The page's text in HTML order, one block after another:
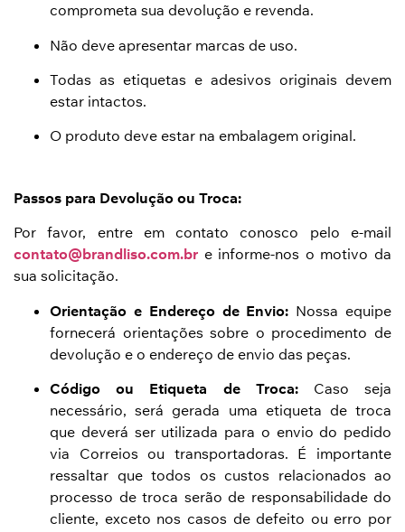
comprometa sua devolução e revenda.
Não deve apresentar marcas de uso.
Todas as etiquetas e adesivos originais devem
estar intactos.
O produto deve estar na embalagem original.
Passos para Devolução ou Troca:
Por favor, entre em contato conosco pelo e-mail
contato@brandliso.com.br e informe-nos o motivo da
sua solicitação.
Orientação e Endereço de Envio: Nossa equipe
fornecerá orientações sobre o procedimento de
devolução e o endereço de envio das peças.
Código ou Etiqueta de Troca:Caso seja
necessário, será gerada uma etiqueta de troca
que deverá ser utilizada para o envio do pedido
via Correios ou transportadoras. É importante
ressaltar que todos os custos relacionados ao
processo de troca serão de responsabilidade do
cliente, exceto nos casos de defeito ou erro por